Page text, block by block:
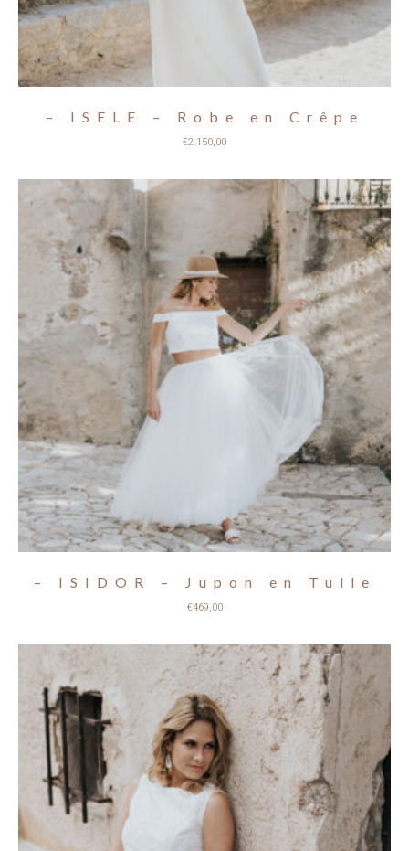
– ISELE – Robe en Crêpe
€2.150,00
– ISIDOR – Jupon en Tulle
€469,00